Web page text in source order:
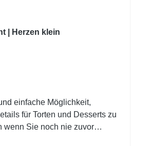
| Herzen klein
einfache Möglichkeit,
für Torten und Desserts zu
wenn Sie noch nie zuvor